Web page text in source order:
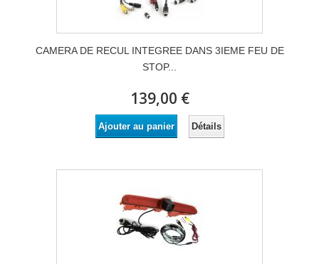
CAMERA DE RECUL INTEGREE DANS 3IEME FEU DE
STOP...
139,00 €
Ajouter au panier Détails